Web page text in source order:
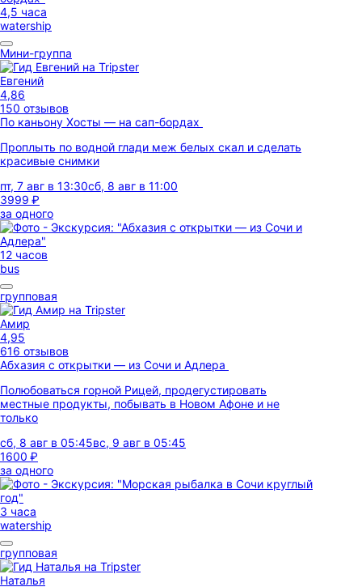
4,5 часа
watership
Мини-группа
Евгений
4,86
150 отзывов
По каньону Хосты — на сап-бордах
Проплыть по водной глади меж белых скал и сделать
красивые снимки
пт, 7 авг в 13:30сб, 8 авг в 11:00
3999 ₽
за одного
12 часов
bus
групповая
Амир
4,95
616 отзывов
Абхазия с открытки — из Сочи и Адлера
Полюбоваться горной Рицей, продегустировать
местные продукты, побывать в Новом Афоне и не
только
сб, 8 авг в 05:45вс, 9 авг в 05:45
1600 ₽
за одного
3 часа
watership
групповая
Наталья